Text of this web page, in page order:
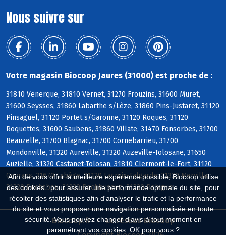
Afin de vous offrir la meilleure expérience possible, Biocoop utilise
des cookies : pour assurer une performance optimale du site, pour
récolter des statistiques afin d'analyser le trafic et la performance
du site et vous proposer une navigation personnalisée en toute
sécurité. Vous pouvez changer d'avis à tout moment en
paramétrant vos cookies. OK pour vous ?
Nous suivre sur
Votre magasin Biocoop Jaures (31000) est proche de :
31810 Venerque, 31810 Vernet, 31270 Frouzins, 31600 Muret,
31600 Seysses, 31860 Labarthe s/Lèze, 31860 Pins-Justaret, 31120
Pinsaguel, 31120 Portet s/Garonne, 31120 Roques, 31120
Roquettes, 31600 Saubens, 31860 Villate, 31470 Fonsorbes, 31700
Beauzelle, 31700 Blagnac, 31700 Cornebarrieu, 31700
Mondonville, 31320 Aureville, 31320 Auzeville-Tolosane, 31650
Auzielle, 31320 Castanet-Tolosan, 31810 Clermont-le-Fort, 31120
Goyrans, 31670 Labège, 31120 Lacroix-Falgarde, 31320 Mervilla,
31320 Péchabou, 31320 Pechbusque, 31320 Rebigue
Biocoop.fr
Le réseau Biocoop